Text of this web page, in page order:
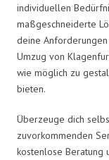
individuellen
maßgeschneiderte
deine
Umzug von
wie möglich zu
bieten.
Überzeuge dich
zuvorkommenden
kostenlose Beratung